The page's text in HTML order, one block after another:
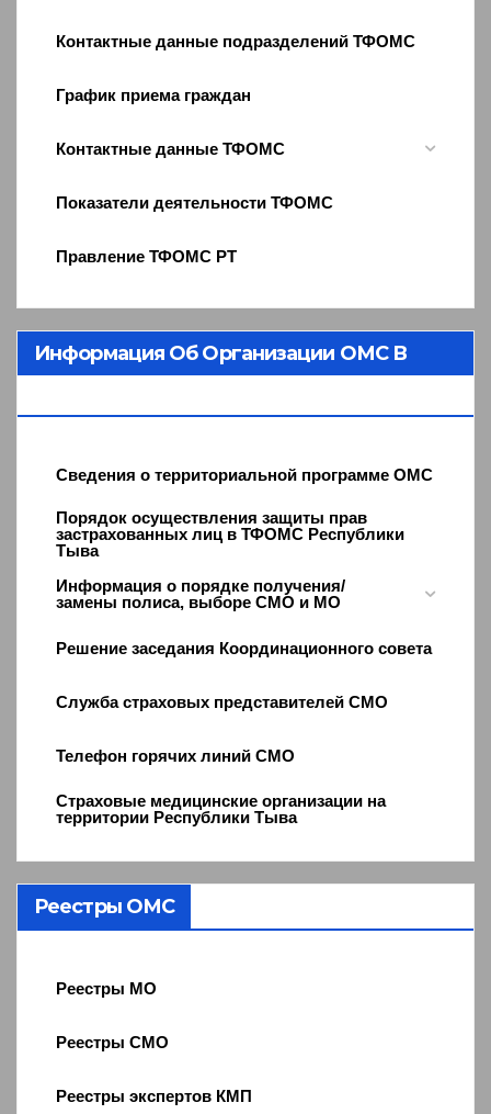
Контактные данные подразделений ТФОМС
График приема граждан
Контактные данные ТФОМС
Показатели деятельности ТФОМС
Правление ТФОМС РТ
Информация Об Организации ОМС В
Сведения о территориальной программе ОМС
Порядок осуществления защиты прав
застрахованных лиц в ТФОМС Республики
Тыва
Информация о порядке получения/
замены полиса, выборе СМО и МО
Решение заседания Координационного совета
Служба страховых представителей СМО
Телефон горячих линий СМО
Страховые медицинские организации на
территории Республики Тыва
Реестры ОМС
Реестры МО
Реестры СМО
Реестры экспертов КМП